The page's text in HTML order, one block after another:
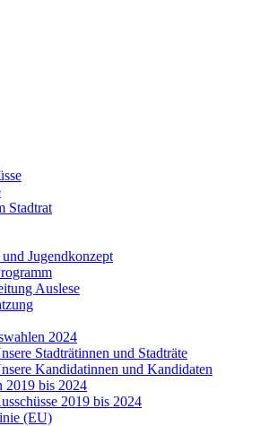
Stadtrat
Jugendkonzept
Auslese
2024
Stadträtinnen und Stadträte
Kandidatinnen und Kandidaten
2019 bis 2024
2019 bis 2024
(EU)